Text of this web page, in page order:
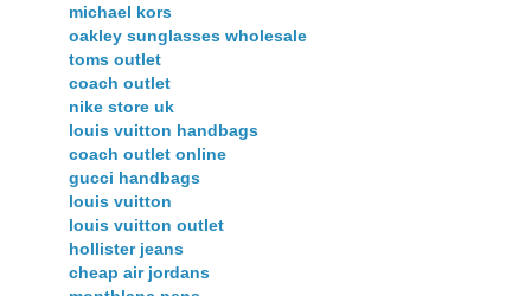
michael kors
oakley sunglasses wholesale
toms outlet
coach outlet
nike store uk
louis vuitton handbags
coach outlet online
gucci handbags
louis vuitton
louis vuitton outlet
hollister jeans
cheap air jordans